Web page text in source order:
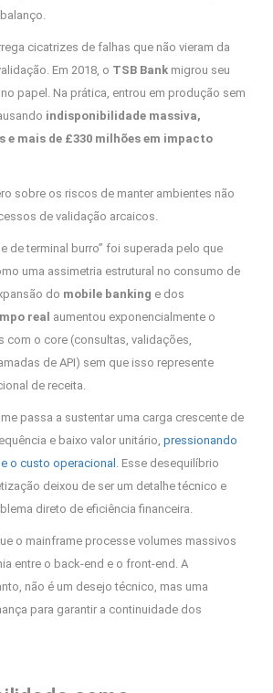
cicatrizes de falhas que não vieram da
Em 2018, o TSB Bank migrou seu
papel. Na prática, entrou em produção sem
indisponibilidade massiva,
e mais de £330 milhões em impacto
sobre os riscos de manter ambientes não
de validação arcaicos.
de terminal burro” foi superada pelo que
uma assimetria estrutural no consumo de
do mobile banking e dos
real aumentou exponencialmente o
com o core (consultas, validações,
de API) sem que isso represente
de receita.
passa a sustentar uma carga crescente de
e baixo valor unitário, pressionando
o custo operacional . Esse desequilíbrio
deixou de ser um detalhe técnico e
direto de eficiência financeira.
o mainframe processe volumes massivos
entre o back-end e o front-end. A
não é um desejo técnico, mas uma
para garantir a continuidade dos